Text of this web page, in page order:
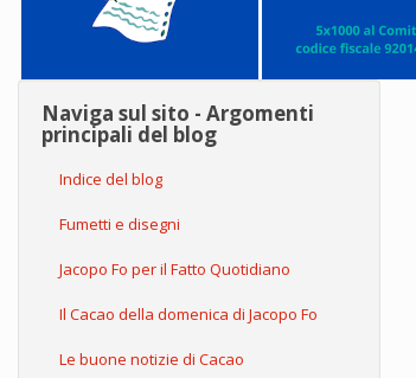
Naviga sul sito - Argomenti
principali del blog
Indice del blog
Fumetti e disegni
Jacopo Fo per il Fatto Quotidiano
Il Cacao della domenica di Jacopo Fo
Le buone notizie di Cacao